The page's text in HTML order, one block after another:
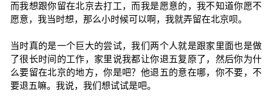
而我想跟你留在北京去打工，而我是愿意的，我不知道你愿不
愿意，我当时想，那么小时候可以啊，我就弄留在北京呗。
当时真的是一个巨大的尝试，我们两个人就是跟家里面也是做
了很长时间的工作，家里说我都让你退五复原了，然后你为什
么要留在北京的地方，你是吧？他退五的意在哪，你不要，不
要退五嘛。我说，我们想试试是吧。